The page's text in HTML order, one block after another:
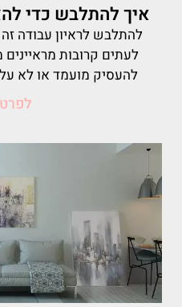
איך להתלבש כדי
להתלבש לראיון עבודה
לעתים קרובות
להעסיק מועמד או לא